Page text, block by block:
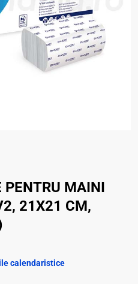
PENTRU MAINI
21X21 CM,
calendaristice